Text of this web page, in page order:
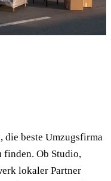
die beste Umzugsfirma
Ob Studio,
lokaler Partner